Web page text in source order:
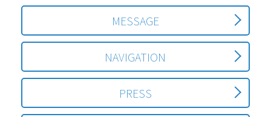
MESSAGE
NAVIGATION
PRESS